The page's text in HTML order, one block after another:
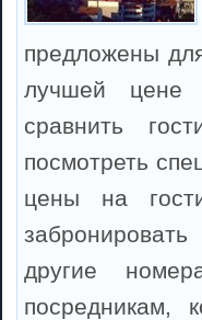
предложены
лучшей цене
сравнить
посмотреть
цены на
другие
посредникам,